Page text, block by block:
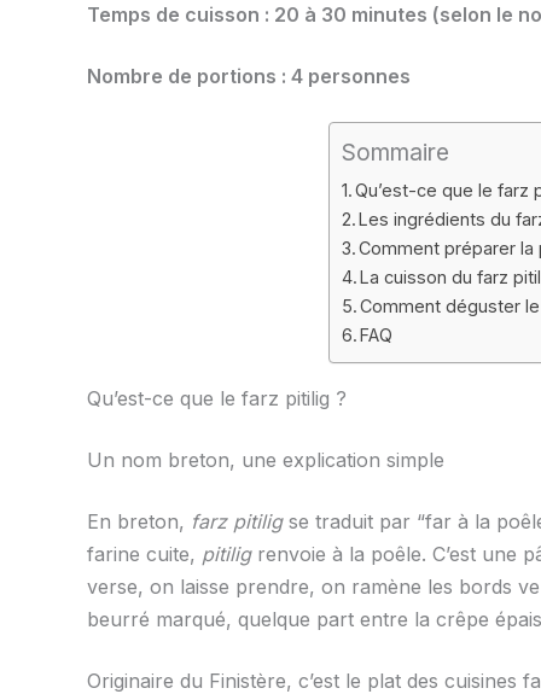
Temps de cuisson : 20 à 30 minutes (selon le
Nombre de portions : 4 personnes
Sommaire
Qu’est-ce que le farz
Les ingrédients du
Comment préparer la
La cuisson du farz
Comment déguster
FAQ
Qu’est-ce que le farz pitilig ?
Un nom breton, une explication simple
En breton, farz pitiligse traduit par “far à la
farine cuite, pitiligrenvoie à la poêle. C’est une
verse, on laisse prendre, on ramène les bords
beurré marqué, quelque part entre la crêpe
Originaire du Finistère, c’est le plat des cuisines